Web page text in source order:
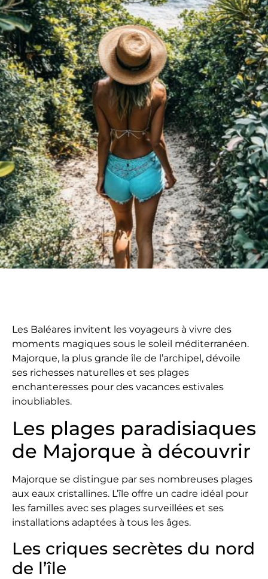
Les Baléares invitent les voyageurs à vivre des
moments magiques sous le soleil méditerranéen.
Majorque, la plus grande île de l’archipel, dévoile
ses richesses naturelles et ses plages
enchanteresses pour des vacances estivales
inoubliables.
Les plages paradisiaques
de Majorque à découvrir
Majorque se distingue par ses nombreuses plages
aux eaux cristallines. L’île offre un cadre idéal pour
les familles avec ses plages surveillées et ses
installations adaptées à tous les âges.
Les criques secrètes du nord
de l’île